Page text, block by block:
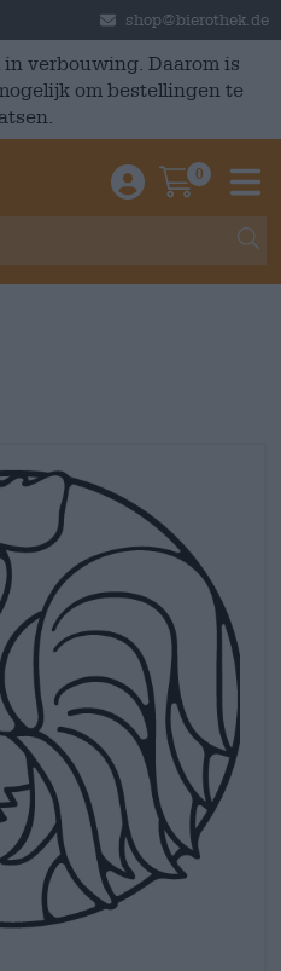
shop@bierothek.de
verbouwing. Daarom is
om bestellingen te
Einloggen /
0